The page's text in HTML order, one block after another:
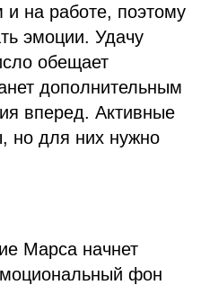
на работе, поэтому
эмоции. Удачу
обещает
дополнительным
вперед. Активные
но для них нужно
Марса начнет
фон